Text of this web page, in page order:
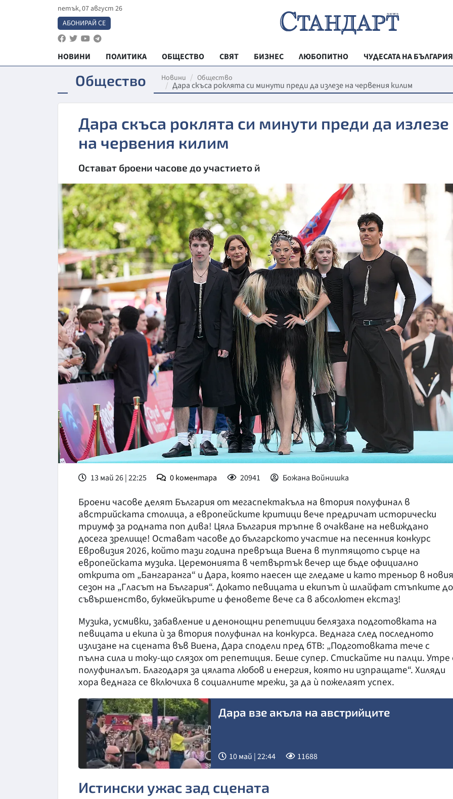
петък, 07 август 26
АБОНИРАЙ СЕ
НОВИНИ ПОЛИТИКА ОБЩЕСТВО СВЯТ БИЗНЕС ЛЮБОПИТНО
ЧУДЕСАТА НА БЪЛГАРИЯ
ВЕСТНИК
ЗДРАВЕ
ТЕХНОЛОГИИ
ДА!НА
ДА! НА
КУЛТУРА
ПРАВОСЪДИЕ
КРИМИ
ВЯРА
ОБЯВИ
ВОЙНАТА В
ВРЕМЕТО
Общество Новини Общество
Дара скъса роклята си минути преди да излезе на червения килим
Дара скъса роклята си минути преди да излезе
на червения килим
Остават броени часове до участието й
13 май 26 | 22:25 0коментара 20941 Божана Войнишка
Броени часове делят България от мегаспектакъла на втория полуфинал в
австрийската столица, а европейските критици вече предричат исторически
триумф за родната поп дива! Цяла България тръпне в очакване на невиждано
досега зрелище! Остават часове до българското участие на песенния конкурс
Евровизия 2026, който тази година превръща Виена в туптящото сърце на
европейската музика. Церемонията в четвъртък вечер ще бъде официално
открита от „Бангаранга“ и Дара, която наесен ще гледаме и като треньор в новия
сезон на „Гласът на България“. Докато певицата и екипът ѝ шлайфат стъпките до
съвършенство, букмейкърите и феновете вече са в абсолютен екстаз!
Музика, усмивки, забавление и денонощни репетиции белязаха подготовката на
певицата и екипа ѝ за втория полуфинал на конкурса. Веднага след последното
излизане на сцената във Виена, Дара сподели пред бТВ: „Подготовката тече с
пълна сила и току-що слязох от репетиция. Беше супер. Стискайте ни палци. Утре
полуфиналът. Благодаря за цялата любов и енергия, която ни изпращате“. Хиляди
хора веднага се включиха в социалните мрежи, за да ѝ пожелаят успех.
Дара взе акъла на австрийците
10 май | 22:44 11688
Истински ужас зад сцената